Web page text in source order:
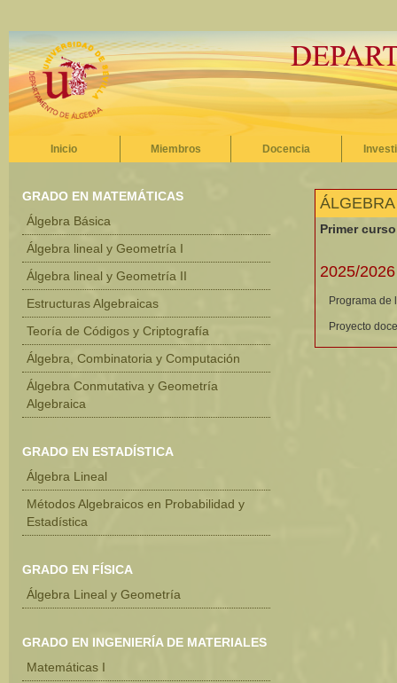
Inicio Miembros Docencia
GRADO EN MATEMÁTICAS
Álgebra Básica
Álgebra lineal y Geometría I
Álgebra lineal y Geometría II
Estructuras Algebraicas
Teoría de Códigos y Criptografía
Álgebra, Combinatoria y Computación
Álgebra Conmutativa y Geometría
Algebraica
GRADO EN ESTADÍSTICA
Álgebra Lineal
Métodos Algebraicos en Probabilidad y
Estadística
GRADO EN FÍSICA
Álgebra Lineal y Geometría
GRADO EN INGENIERÍA DE MATERIALES
Matemáticas I
Primer
2025/2026
Programa de
Proyecto